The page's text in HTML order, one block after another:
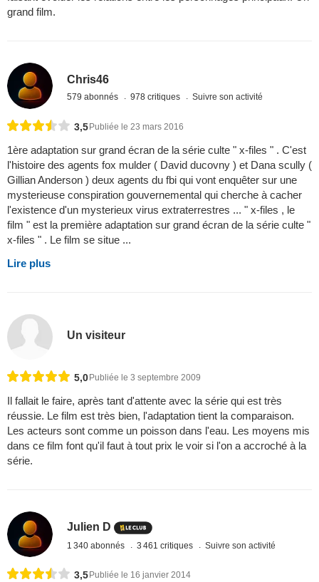
grand film.
Chris46
579 abonnés 978 critiques Suivre son activité
3,5Publiée le 23 mars 2016
1ère adaptation sur grand écran de la série culte " x-files " . C'est
l'histoire des agents fox mulder ( David ducovny ) et Dana scully (
Gillian Anderson ) deux agents du fbi qui vont enquêter sur une
mysterieuse conspiration gouvernemental qui cherche à cacher
l'existence d'un mysterieux virus extraterrestres ... " x-files , le
film " est la première adaptation sur grand écran de la série culte "
x-files " . Le film se situe ...
Lire plus
Un visiteur
5,0Publiée le 3 septembre 2009
Il fallait le faire, après tant d'attente avec la série qui est très
réussie. Le film est très bien, l'adaptation tient la comparaison.
Les acteurs sont comme un poisson dans l'eau. Les moyens mis
dans ce film font qu'il faut à tout prix le voir si l'on a accroché à la
série.
Julien D
1 340 abonnés 3 461 critiques Suivre son activité
3,5 Publiée le 16 janvier 2014